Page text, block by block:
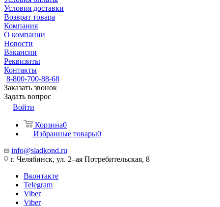
Условия доставки
Возврат товара
Компания
О компании
Новости
Вакансии
Реквизиты
Контакты
8-800-700-88-68
Заказать звонок
Задать вопрос
Войти
Корзина0
Избранные товары0
info@sladkond.ru
г. Челябинск, ул. 2–ая Потребительская, 8
Вконтакте
Telegram
Viber
Viber